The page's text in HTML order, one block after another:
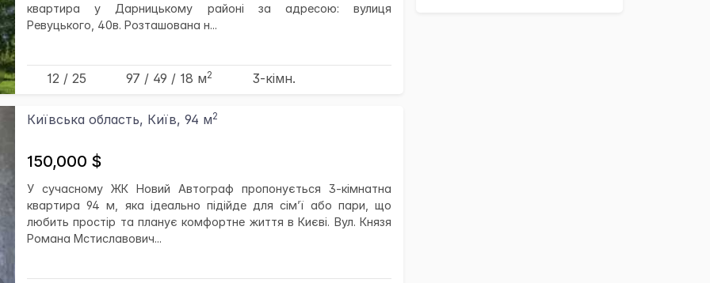
квартира у Дарницькому районі за адресою: вулиця
Ревуцького, 40в. Розташована н...
12 / 25 97 / 49 / 18 м2 3-кімн.
Київська область, Київ, 94 м2
150,000 $
У сучасному ЖК Новий Автограф пропонується 3-кімнатна
квартира 94 м, яка ідеально підійде для сім’ї або пари, що
любить простір та планує комфортне життя в Києві. Вул. Князя
Романа Мстиславович...